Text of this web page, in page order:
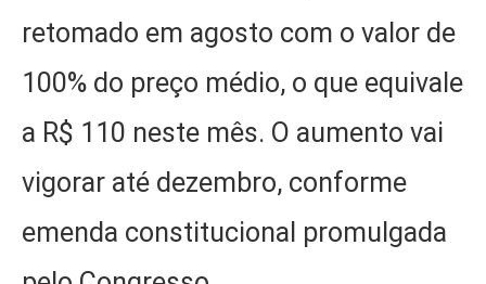
retomado em agosto com o valor de
100% do preço médio, o que equivale
a R$ 110 neste mês. O aumento vai
vigorar até dezembro, conforme
emenda constitucional promulgada